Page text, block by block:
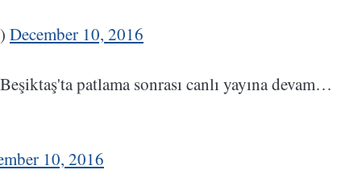
December 10, 2016
patlama sonrası canlı yayına devam…
10, 2016